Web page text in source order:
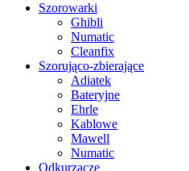
Szorowarki
Ghibli
Numatic
Cleanfix
Szorująco-zbierające
Adiatek
Bateryjne
Ehrle
Kablowe
Mawell
Numatic
Odkurzacze